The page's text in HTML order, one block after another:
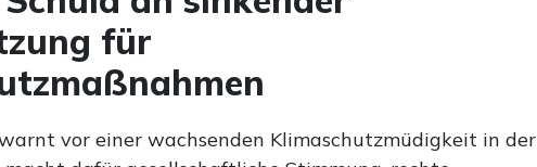
für
vor einer wachsenden Klimaschutzmüdigkeit in der